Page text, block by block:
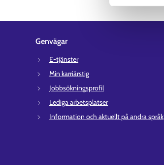
Genvägar
E-tjänster
Min karriärstig
Jobbsökningsprofil
Lediga arbetsplatser
Information och aktuellt på andra språk